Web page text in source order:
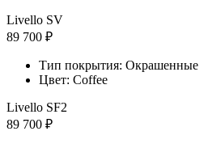
Livello SV
89 700 ₽
Тип покрытия: Окрашенные
Цвет: Coffee
Livello SF2
89 700 ₽